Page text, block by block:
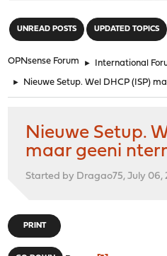
UNREAD POSTS UPDATED TOPICS
OPNsense Forum ► International
► Nieuwe Setup. Wel DHCP (ISP)
Nieuwe Setup.
maar geeni
Started by Dragao75, July 06,
PRINT